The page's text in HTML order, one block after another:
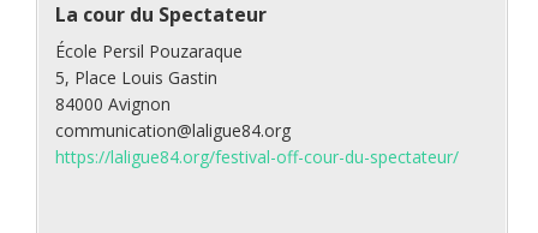
La cour du Spectateur
École Persil Pouzaraque
5, Place Louis Gastin
84000 Avignon
communication@laligue84.org
https://laligue84.org/festival-off-cour-du-spectateur/